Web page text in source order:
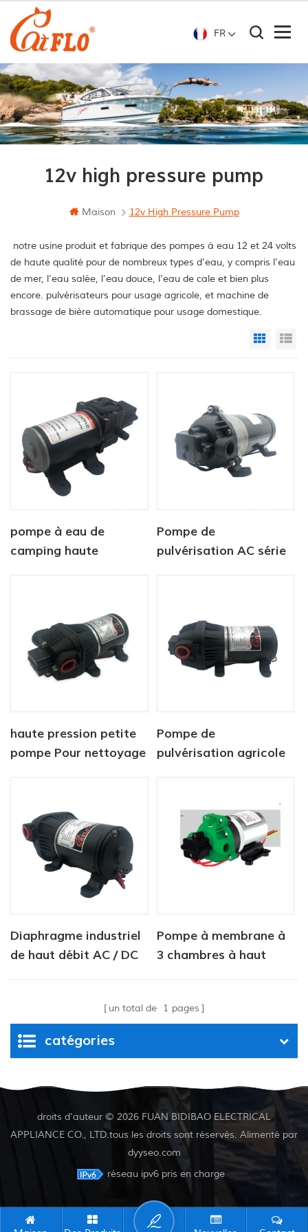
FR
12v high pressure pump
Maison 12v High Pressure Pump
notre usine produit et fabrique des pompes à eau 12 et 24 volts
de haute qualité pour de nombreux types d'eau, y compris l'eau
de mer, l'eau salée, l'eau douce, l'eau de cale et bien plus
encore. pulvérisateurs pour usage agricole, et machine de
brassage de bière automatique pour usage domestique.
Grid
pompe à eau de
camping haute
Pompe de
pulvérisation AC série
haute pression petite
pompe Pour nettoyage
Pompe de
pulvérisation agricole
Diaphragme industriel
de haut débit AC / DC
Pompe à membrane à
3 chambres à haut
un total de 1 pages
catégories
droits d'auteur © 2026 FUAN BIDIBAO ELECTRICAL
APPLIANCE CO., LTD.tous les droits sont réservés. Alimenté par
dyyseo.com
réseau ipv6 pris en charge